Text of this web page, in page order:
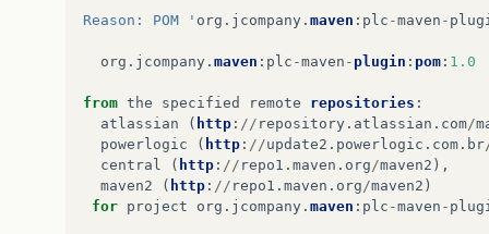
<id>
</id>
<url> http://
<releases>
<enabled>
true
</enabled>
<updatePolicy>
never
<checksumPolicy>
warn
</releases>
<snapshots>
<enabled>
false
</enabled>
<updatePolicy>
</
<checksumPolicy>
</
Reason: POM ' org . jcompany . maven : plc -maven -
org . jcompany . maven : plc -maven - plugin : pom : 1.0
from the specified remote repositories :
atlassian
( http : // repository . atlassian . com/
powerlogic
( http : //update2 . powerlogic . com . br
central
( http : // repo1 . maven . org/maven2 ),
maven2
( http : // repo1 . maven . org/maven2 )
for project org . jcompany . maven : plc -maven -